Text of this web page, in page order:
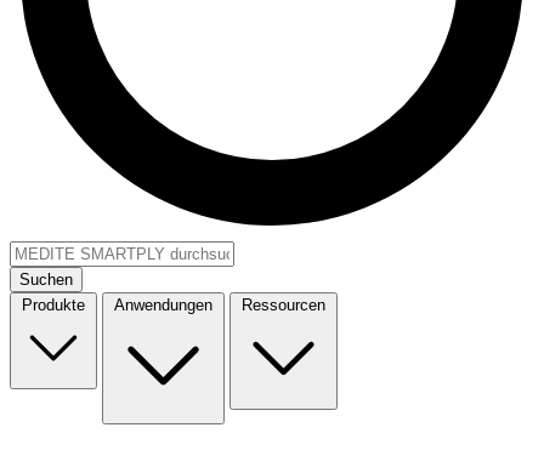
Suchen
Produkte
Anwendungen Ressourcen